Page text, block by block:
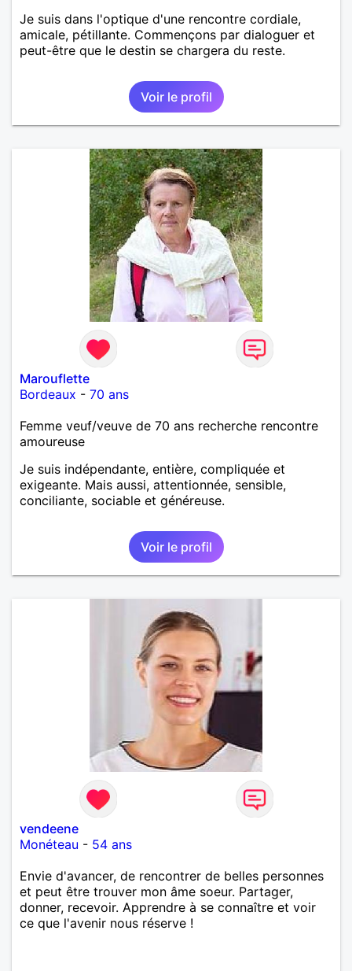
Je suis dans l'optique d'une rencontre cordiale,
amicale, pétillante. Commençons par dialoguer et
peut-être que le destin se chargera du reste.
Voir le profil
Marouflette
Bordeaux - 70 ans
Femme veuf/veuve de 70 ans recherche rencontre
amoureuse
Je suis indépendante, entière, compliquée et
exigeante. Mais aussi, attentionnée, sensible,
conciliante, sociable et généreuse.
Voir le profil
vendeene
Monéteau - 54 ans
Envie d'avancer, de rencontrer de belles personnes
et peut être trouver mon âme soeur. Partager,
donner, recevoir. Apprendre à se connaître et voir
ce que l'avenir nous réserve !